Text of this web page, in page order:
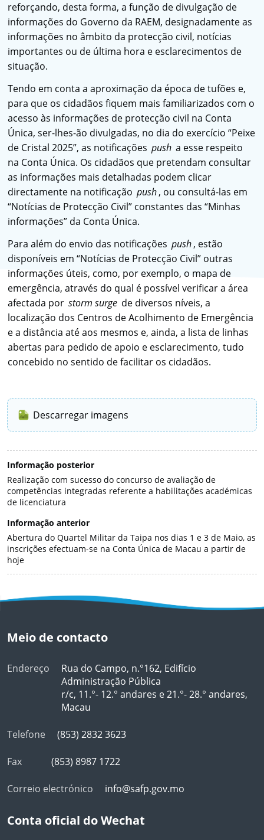
reforçando, desta forma, a função de divulgação de
informações do Governo da RAEM, designadamente as
informações no âmbito da protecção civil, notícias
importantes ou de última hora e esclarecimentos de
situação.
Tendo em conta a aproximação da época de tufões e,
para que os cidadãos fiquem mais familiarizados com o
acesso às informações de protecção civil na Conta
Única, ser-lhes-ão divulgadas, no dia do exercício “Peixe
de Cristal 2025”, as notificações push a esse respeito
na Conta Única. Os cidadãos que pretendam consultar
as informações mais detalhadas podem clicar
directamente na notificação push, ou consultá-las em
“Notícias de Protecção Civil” constantes das “Minhas
informações” da Conta Única.
Para além do envio das notificações push, estão
disponíveis em “Notícias de Protecção Civil” outras
informações úteis, como, por exemplo, o mapa de
emergência, através do qual é possível verificar a área
afectada por storm surge de diversos níveis, a
localização dos Centros de Acolhimento de Emergência
e a distância até aos mesmos e, ainda, a lista de linhas
abertas para pedido de apoio e esclarecimento, tudo
concebido no sentido de facilitar os cidadãos.
Descarregar imagens
Informação posterior
Realização com sucesso do concurso de avaliação de
competências integradas referente a habilitações académicas
de licenciatura
Informação anterior
Abertura do Quartel Militar da Taipa nos dias 1 e 3 de Maio, as
inscrições efectuam-se na Conta Única de Macau a partir de
hoje
Meio de contacto
Endereço
Rua do Campo, n.°162, Edifício
Administração Pública
r/c, 11.°- 12.° andares e 21.°- 28.° andares,
Macau
Telefone (853) 2832 3623
Fax (853) 8987 1722
Correio electrónico info@safp.gov.mo
Conta oficial do Wechat